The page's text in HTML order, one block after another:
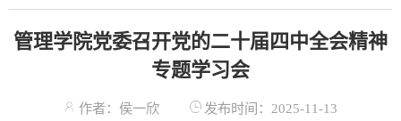
管理学院党委召开党的二十届四中全会精神
专题学习会
作者：侯一欣
发布时间：2025-11-13